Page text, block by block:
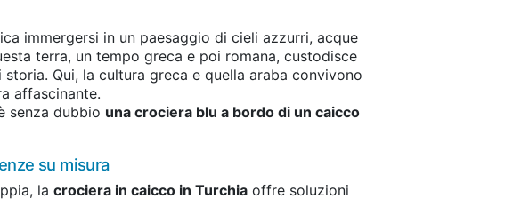
immergersi in un paesaggio di cieli azzurri, acque
terra, un tempo greca e poi romana, custodisce
Qui, la cultura greca e quella araba convivono
affascinante.
senza dubbio una crociera blu a bordo di un caicco
su misura
la crociera in caicco in Turchia offre soluzioni